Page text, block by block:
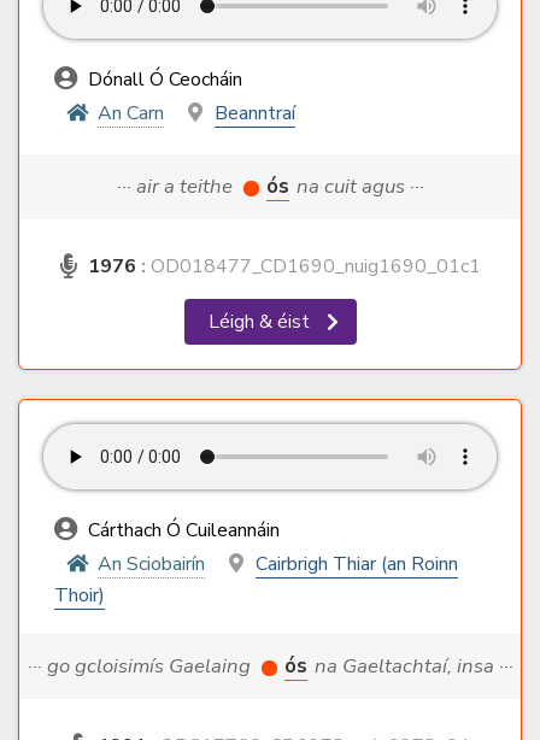
Dónall Ó Ceocháin
An Carn
Beanntraí
··· air a teithe ós na cuit agus ···
1976 : OD018477_CD1690_nuig1690_01c1
Léigh & éist
Cárthach Ó Cuileannáin
An Sciobairín
Cairbrigh Thiar (an Roinn
Thoir)
··· go gcloisimís Gaelaing ós na Gaeltachtaí, insa ···